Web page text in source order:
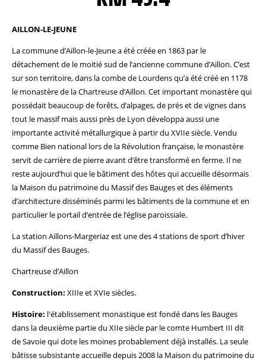
AILLON-LE-JEUNE
La commune d’Aillon-le-Jeune a été créée en 1863 par le
détachement de le moitié sud de l’ancienne commune d’Aillon. C’est
sur son territoire, dans la combe de Lourdens qu’a été créé en 1178
le monastère de la Chartreuse d’Aillon. Cet important monastère qui
possédait beaucoup de forêts, d’alpages, de prés et de vignes dans
tout le massif mais aussi près de Lyon développa aussi une
importante activité métallurgique à partir du XVIIe siècle. Vendu
comme Bien national lors de la Révolution française, le monastère
servit de carrière de pierre avant d’être transformé en ferme. Il ne
reste aujourd’hui que le bâtiment des hôtes qui accueille désormais
la Maison du patrimoine du Massif des Bauges et des éléments
d’architecture disséminés parmi les bâtiments de la commune et en
particulier le portail d’entrée de l’église paroissiale.
La station Aillons-Margeriaz est une des 4 stations de sport d’hiver
du Massif des Bauges.
Chartreuse d’Aillon
Construction: XIIIe et XVIe siècles.
Histoire: l'établissement monastique est fondé dans les Bauges
dans la deuxième partie du XIIe siècle par le comte Humbert III dit
de Savoie qui dote les moines probablement déjà installés. La seule
bâtisse subsistante accueille depuis 2008 la Maison du patrimoine du